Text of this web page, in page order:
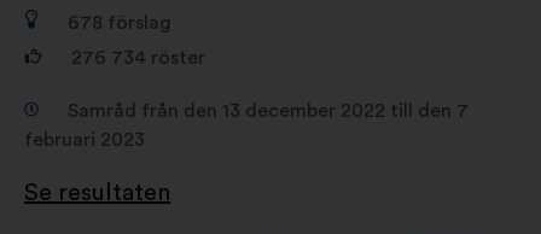
678 förslag
276 734 röster
Samråd från den 13 december 2022 till den 7
februari 2023
Se resultaten